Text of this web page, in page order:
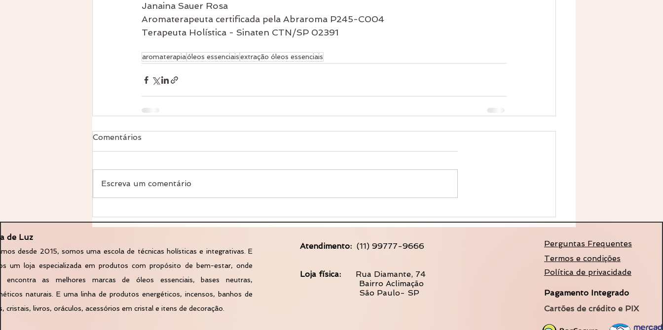
Janaina Sauer Rosa
Aromaterapeuta certificada pela Abraroma P245-C004
Terapeuta Holística - Sinaten CTN/SP 02391
aromaterapiaóleos essenciaisextração óleos essenciais
Comentários
Escreva um comentário
de Luz
desde 2015, somos uma escola de técnicas holísticas e integrativas. E
um loja especializada em produtos com propósito de bem-estar, onde
encontra as melhores marcas de óleos essenciais, bases neutras,
naturais. E uma linha de produtos energéticos, incensos, banhos de
cristais, livros, oráculos, acessórios em cristal e itens de decoração.
Atendimento: (11) 99777-9666
Loja física:
Rua Diamante, 74
Bairro Aclimação
São Paulo- SP
Perguntas Frequentes
Termos e condições
Política de privacidade
Pagamento Integrado
Cartões de crédito e PIX